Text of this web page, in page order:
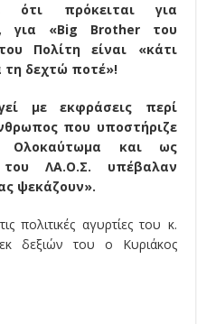
ότι πρόκειται για
για «Big Brother του
Πολίτη είναι «κάτι
τη δεχτώ ποτέ»!
με εκφράσεις περί
που υποστήριζε
και ως
του ΛΑ.Ο.Σ. υπέβαλαν
ψεκάζουν».
πολιτικές αγυρτίες του κ.
δεξιών του ο Κυριάκος